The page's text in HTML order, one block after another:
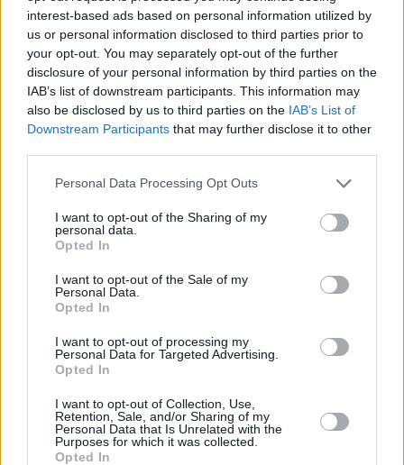
interest-based ads based on personal information utilized by
us or personal information disclosed to third parties prior to
your opt-out. You may separately opt-out of the further
disclosure of your personal information by third parties on the
IAB’s list of downstream participants. This information may
also be disclosed by us to third parties on the IAB’s List of
Downstream Participants that may further disclose it to other
Please note that this website/app uses one or more Google
not limited to your visit or usage behaviour. You may click to
grant or deny consent to Google and its third-party tags to
use your data for below specified purposes in below Google
consent section.
Personal Data Processing Opt Outs
I want to opt-out of the Sharing of my
personal data.
Opted In
I want to opt-out of the Sale of my
Personal Data.
Opted In
I want to opt-out of processing my
Personal Data for Targeted Advertising.
Opted In
I want to opt-out of Collection, Use,
Retention, Sale, and/or Sharing of my
Personal Data that Is Unrelated with the
Purposes for which it was collected.
Opted In
μας είναι να μάθουμε στον κόσμο πως πραγματικά
φτιάχνεται το συγκεκριμένο” τόνισε χαρακτηριστικά.
Οπότε στον Ζιάπα θα απολαύσεις ξεχωριστές
προτάσεις, θα γνωρίσεις τις αυθεντικές γεύσεις
παραδοσιακών συνταγών, θα ακούσεις συμβουλές για
την κατάλληλη επιλογή, αλλά και μάθεις το πότε είναι
γλυκά για το πρωί με τον καφέ. Υπάρχουν άλλα που
ολοκληρώνουν ένα καλό γεύμα ή δείπνο. Γενικότερα
αυτό κάνει το γλυκό, έρχεται να κλείσει κάτι καλό. Είτε
αυτό είναι πρωινό, είτε ένα άλλο γεύμα μες στην ημέρα.
Για να “κλείσει” το στομάχι και να ξεκινήσει η πέπψη, η
οποία ως γνωστόν γίνεται ταχύτερη με τη ζάχαρη”.
Κι επειδή δεν το ξέρατε, για αυτό είναι ο Ζιάπας για να
σας τα μάθει.